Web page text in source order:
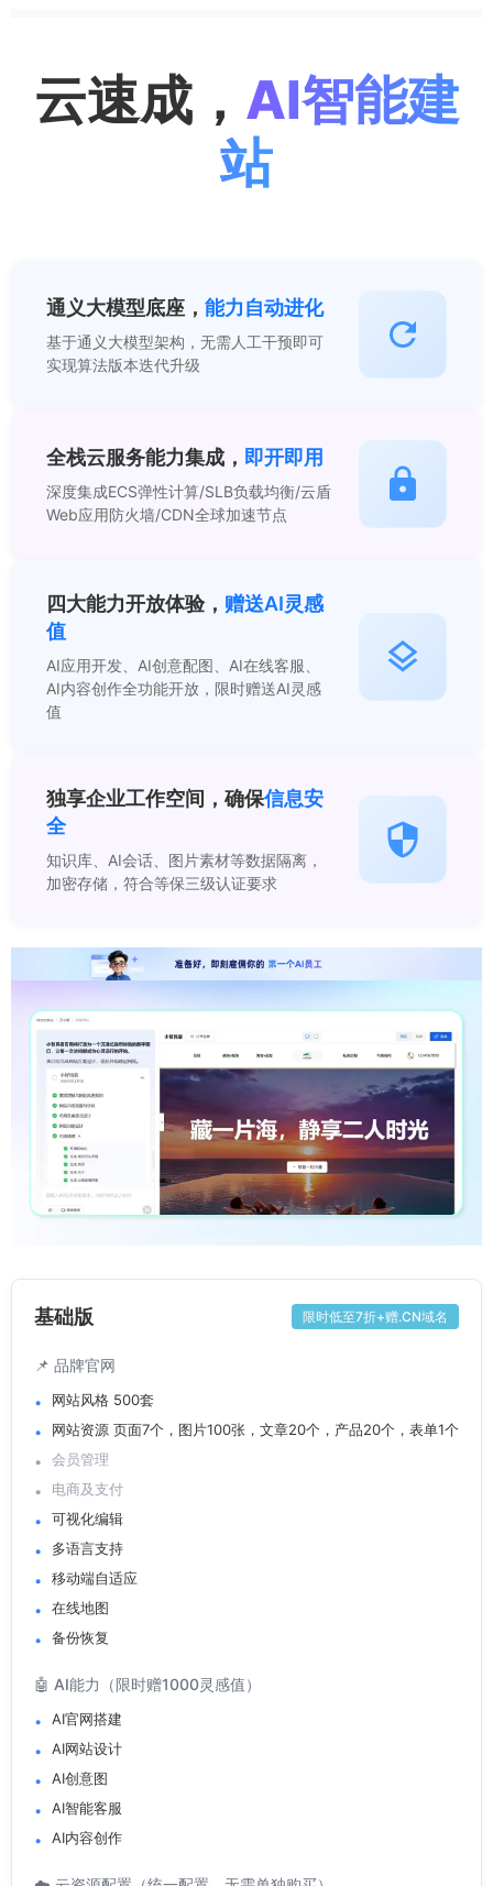
云速成， AI智能建
站
通义大模型底座， 能力自动进化
基于通义大模型架构，无需人工干预即可
实现算法版本迭代升级
全栈云服务能力集成， 即开即用
深度集成ECS弹性计算/SLB负载均衡/云盾
Web应用防火墙/CDN全球加速节点
四大能力开放体验， 赠送AI灵感
值
AI应用开发、AI创意配图、AI在线客服、
AI内容创作全功能开放，限时赠送AI灵感
值
独享企业工作空间，确保信息安
全
知识库、AI会话、图片素材等数据隔离，
加密存储，符合等保三级认证要求
基础版 限时低至7折+赠.CN域名
📌 品牌官网
网站风格 500套
网站资源 页面7个，图片100张，文章20个，产品20个，表单1个
会员管理
电商及支付
可视化编辑
多语言支持
移动端自适应
在线地图
备份恢复
🤖 AI能力（限时赠1000灵感值）
AI官网搭建
AI网站设计
AI创意图
AI智能客服
AI内容创作